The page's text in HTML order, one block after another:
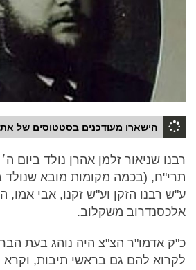
הישארו מעודכנים בסטטוסים של
רבנו שניאור זלמן אהרן נולד ביום
תרי"ח, (בכמה מקומות מובא שנולד
ע"ש רבנו הזקן וע"ש זקנו, אבי אמו,
אלכסנדרוב משקלוב.
כ"ק אדמו"ר הצ"צ היה נוהג בעת
לקרוא להם גם בראשי תיבות, וקרא